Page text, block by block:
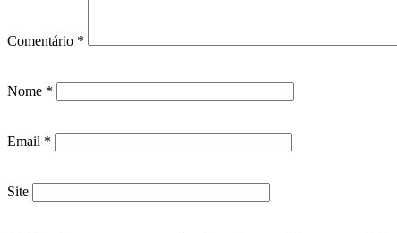
Comentário *
Nome *
Email *
Site